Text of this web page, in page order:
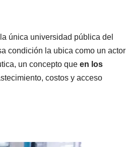
única universidad pública del
condición la ubica como un actor
un concepto que en los
costos y acceso